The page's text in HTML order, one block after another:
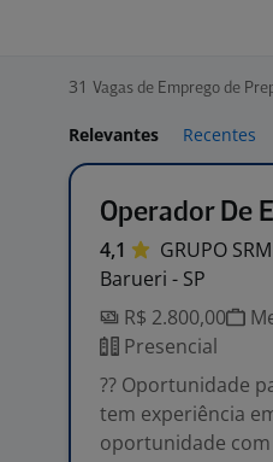
31 Vagas de Emprego de
Relevantes Recentes
Operador De
4,1 GRUPO SRM
Barueri - SP
R$ 2.800,00
Presencial
?? Oportunidade
tem experiência
oportunidade com